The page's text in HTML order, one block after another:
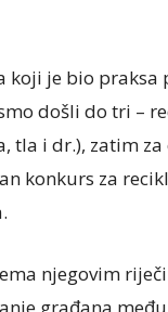
koji je bio praksa
došli do tri –
tla i dr.), zatim za
konkurs za
njegovim